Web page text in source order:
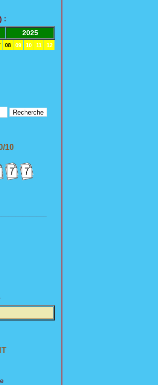
) :
2025
08 09 10 11 12
10